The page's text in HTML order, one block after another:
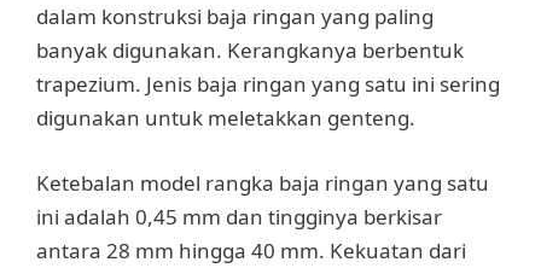
dalam konstruksi baja ringan yang paling
banyak digunakan. Kerangkanya berbentuk
trapezium. Jenis baja ringan yang satu ini sering
digunakan untuk meletakkan genteng.
Ketebalan model rangka baja ringan yang satu
ini adalah 0,45 mm dan tingginya berkisar
antara 28 mm hingga 40 mm. Kekuatan dari